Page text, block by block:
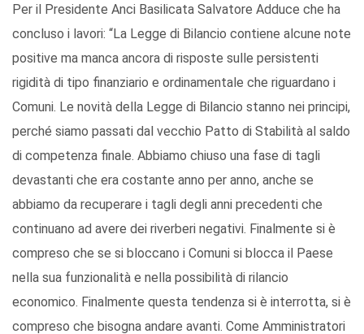
Per il Presidente Anci Basilicata Salvatore Adduce che ha
concluso i lavori: “La Legge di Bilancio contiene alcune note
positive ma manca ancora di risposte sulle persistenti
rigidità di tipo finanziario e ordinamentale che riguardano i
Comuni. Le novità della Legge di Bilancio stanno nei principi,
perché siamo passati dal vecchio Patto di Stabilità al saldo
di competenza finale. Abbiamo chiuso una fase di tagli
devastanti che era costante anno per anno, anche se
abbiamo da recuperare i tagli degli anni precedenti che
continuano ad avere dei riverberi negativi. Finalmente si è
compreso che se si bloccano i Comuni si blocca il Paese
nella sua funzionalità e nella possibilità di rilancio
economico. Finalmente questa tendenza si è interrotta, si è
compreso che bisogna andare avanti. Come Amministratori